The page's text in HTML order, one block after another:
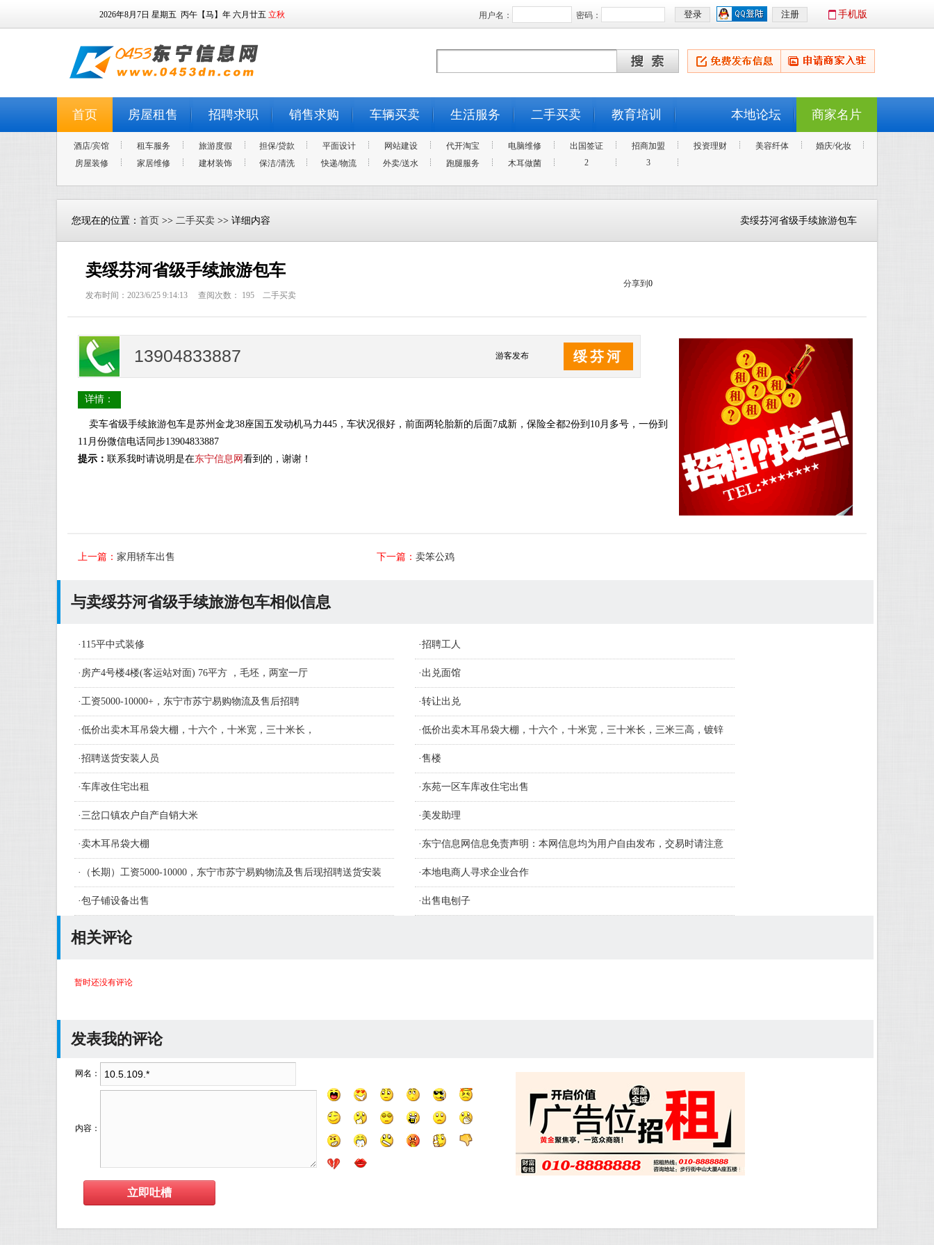
2026年8月7日 星期五 丙午【马】年 六月廿五 立秋 用户名： 密码： 手机版
首页 房屋租售 招聘求职 销售求购 车辆买卖 生活服务 二手买卖 教育培训 商家名片
本地论坛
酒店/宾馆 租车服务 旅游度假 担保/贷款 平面设计 网站建设 代开淘宝 电脑维修 出国签证 招商加盟 投资理财 美容纤体
婚庆/化妆
房屋装修
家居维修 建材装饰 保洁/清洗 快递/物流 外卖/送水 跑腿服务 木耳做菌 2 3
卖绥芬河省级手续旅游包车
您现在的位置： 首页 >> 二手买卖 >> 详细内容
卖绥芬河省级手续旅游包车
发布时间：2023/6/25 9:14:13 查阅次数： 195 二手买卖
分享到 0
13904833887 游客发布 绥芬河
详情：
卖车省级手续旅游包车是苏州金龙38座国五发动机马力445，车状况很好，前面两轮胎新的后面7成新，保险全都2份到10月多号，一份到
11月份微信电话同步13904833887
提示： 联系我时请说明是在东宁信息网 看到的，谢谢！
上一篇： 家用轿车出售 下一篇： 卖笨公鸡
与卖绥芬河省级手续旅游包车相似信息
· 115平中式装修 ·招聘工人
· 房产4号楼4楼(客运站对面) 76平方 ，毛坯，两室一厅 · 出兑面馆
·工资5000-10000+，东宁市苏宁易购物流及售后招聘 ·转让出兑
·低价出卖木耳吊袋大棚，十六个，十米宽，三十米长， ·低价出卖木耳吊袋大棚，十六个，十米宽，三十米长，三米三高，镀锌
材质钢管
·招聘送货安装人员 ·售楼
·车库改住宅出租 · 东苑一区车库改住宅出售
·三岔口镇农户自产自销大米 · 美发助理
·卖木耳吊袋大棚 · 东宁信息网信息免责声明：本网信息均为用户自由发布，交易时请注意
识别信息的真假，如侵害您的权益请联系删
·
（长期）工资5000-10000，东宁市苏宁易购物流及售后现招聘送货安装
人员及学徒若干名
·本地电商人寻求企业合作
·包子铺设备出售 · 出售电刨子
相关评论
暂时还没有评论
发表我的评论
网名：
内容：